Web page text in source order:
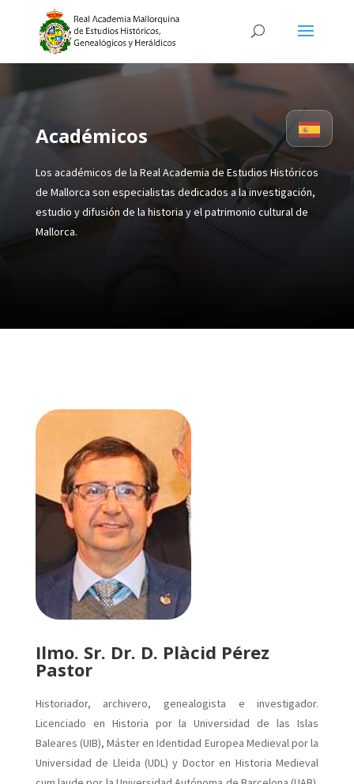
Académicos
Los académicos de la Real Academia de Estudios Históricos
de Mallorca son especialistas dedicados a la investigación,
estudio y difusión de la historia y el patrimonio cultural de
Mallorca.
Ilmo. Sr. Dr. D. Plàcid Pérez
Pastor
Historiador, archivero, genealogista e investigador.
Licenciado en Historia por la Universidad de las Islas
Baleares (UIB), Máster en Identidad Europea Medieval por la
Universidad de Lleida (UDL) y Doctor en Historia Medieval